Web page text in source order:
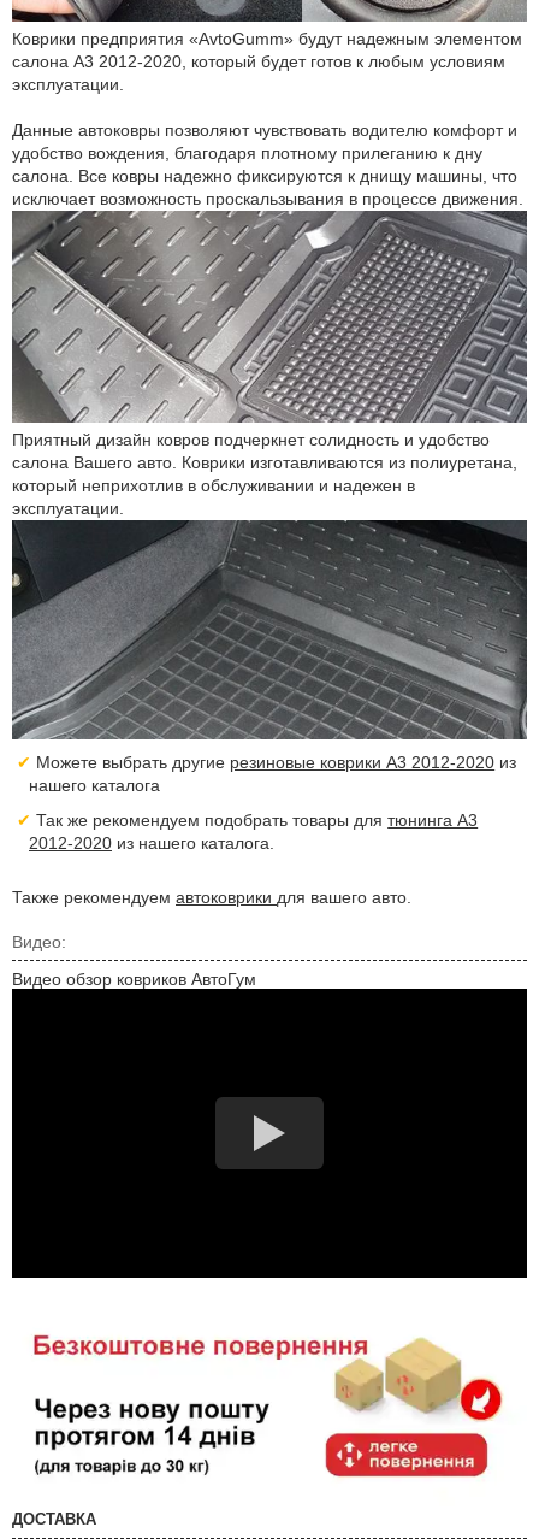
Коврики предприятия «AvtoGumm» будут надежным элементом
салона А3 2012-2020, который будет готов к любым условиям
эксплуатации.
Данные автоковры позволяют чувствовать водителю комфорт и
удобство вождения, благодаря плотному прилеганию к дну
салона. Все ковры надежно фиксируются к днищу машины, что
исключает возможность проскальзывания в процессе движения.
Приятный дизайн ковров подчеркнет солидность и удобство
салона Вашего авто. Коврики изготавливаются из полиуретана,
который неприхотлив в обслуживании и надежен в
эксплуатации.
Можете выбрать другие резиновые коврики A3 2012-2020 из
нашего каталога
Так же рекомендуем подобрать товары длятюнинга A3
2012-2020 из нашего каталога.
Также рекомендуем автоковрики для вашего авто.
Видео:
Видео обзор ковриков АвтоГум
ДОСТАВКА